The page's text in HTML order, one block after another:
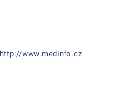
http://www.medinfo.cz